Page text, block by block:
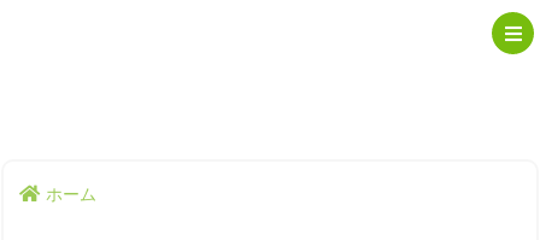
ホーム